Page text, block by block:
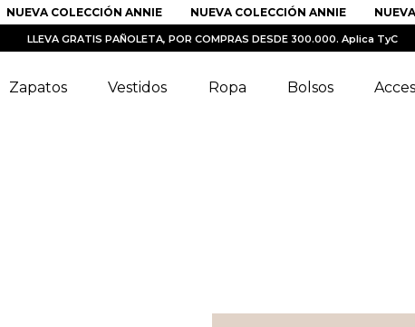
NUEVA COLECCIÓN ANNIE NUEVA COLECCIÓN ANNIE NUEVA
LLEVA GRATIS PAÑOLETA, POR COMPRAS DESDE 300.000. Aplica TyC
Zapatos Vestidos Ropa Bolsos